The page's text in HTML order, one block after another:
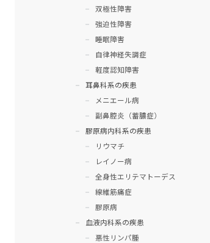
双極性障害
強迫性障害
睡眠障害
自律神経失調症
軽度認知障害
耳鼻科系の疾患
メニエール病
副鼻腔炎（蓄膿症）
膠原病内科系の疾患
リウマチ
レイノー病
全身性エリテマトーデス
線維筋痛症
膠原病
血液内科系の疾患
悪性リンパ腫